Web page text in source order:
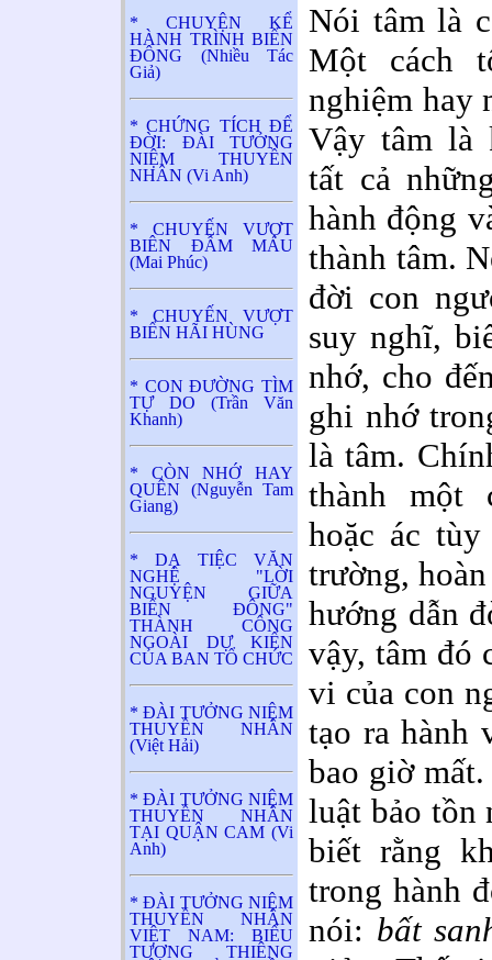
* CHUYỆN KỂ
HÀNH TRÌNH BIỂN
ĐÔNG (Nhiều Tác
Giả)
* CHỨNG TÍCH ĐỂ
ĐỜI: ĐÀI TƯỞNG
NIỆM THUYỀN
NHÂN (Vi Anh)
* CHUYẾN VƯỢT
BIÊN ĐẪM MÁU
(Mai Phúc)
* CHUYẾN VƯỢT
BIỂN HÃI HÙNG
* CON ĐƯỜNG TÌM
TỰ DO (Trần Văn
Khanh)
* CÒN NHỚ HAY
QUÊN (Nguyễn Tam
Giang)
* DẠ TIỆC VĂN
NGHỆ "LỜI
NGUYỆN GIỮA
BIỂN ĐÔNG"
THÀNH CÔNG
NGOÀI DỰ KIẾN
CỦA BAN TỔ CHỨC
* ĐÀI TƯỞNG NIỆM
THUYỀN NHÂN
(Việt Hải)
* ĐÀI TƯỞNG NIỆM
THUYỀN NHÂN
TẠI QUẬN CAM (Vi
Anh)
* ĐÀI TƯỞNG NIỆM
THUYỀN NHÂN
VIỆT NAM: BIỂU
TƯỢNG THIÊNG
Nói tâm là
Một cách
nghiệm hay
Vậy tâm là
tất cả
hành động
thành tâm.
đời con
suy nghĩ,
nhớ, cho
ghi nhớ
là tâm.
thành một
hoặc ác
trường,
hướng dẫn
vậy, tâm đó
vi của con
tạo ra hành
bao giờ
luật bảo tồn
biết rằng
trong hành
nói: bất